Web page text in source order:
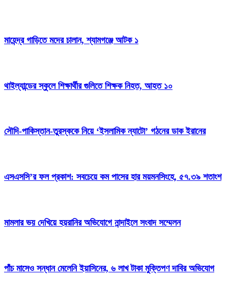
মাহেন্দ্র গাড়িতে মদের চালান, শ্যামগঞ্জে আটক ১
থাইল্যান্ডের স্কুলে শিক্ষার্থীর গুলিতে শিক্ষক নিহত, আহত ১০
সৌদি-পাকিস্তান-তুরস্ককে নিয়ে ‘ইসলামিক ন্যাটো’ গঠনের ডাক ইরানের
এসএসসি’র ফল প্রকাশ: সবচেয়ে কম পাসের হার ময়মনসিংহে, ৫৭.৩৯ শতাংশ
মামলার ভয় দেখিয়ে হয়রানির অভিযোগে নান্দাইলে সংবাদ সম্মেলন
পাঁচ মাসেও সন্ধান মেলেনি ইয়াসিনের, ৬ লাখ টাকা মুক্তিপণ দাবির অভিযোগ